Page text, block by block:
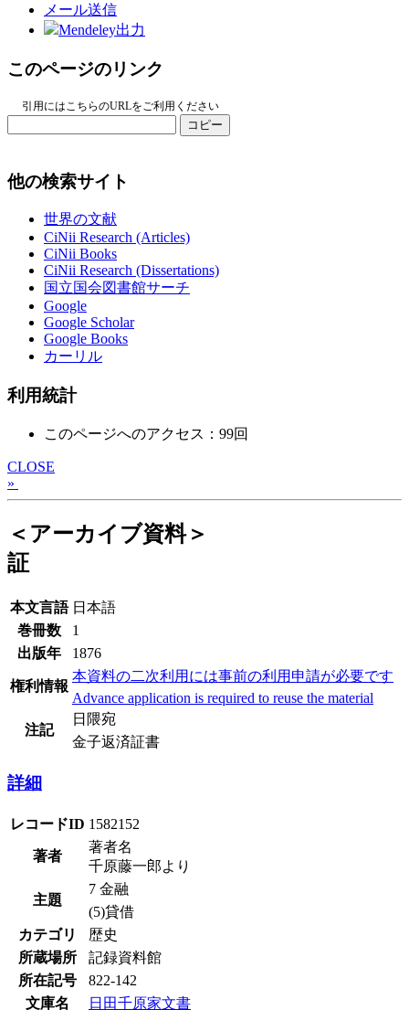
メール送信
Mendeley出力
このページのリンク
引用にはこちらのURLをご利用ください
コピー
他の検索サイト
世界の文献
CiNii Research (Articles)
CiNii Books
CiNii Research (Dissertations)
国立国会図書館サーチ
Google
Google Scholar
Google Books
カーリル
利用統計
このページへのアクセス：99回
CLOSE
»
＜アーカイブ資料＞
証
本文言語 日本語
巻冊数
1
出版年
1876
権利情報
本資料の二次利用には事前の利用申請が必要です
Advance application is required to reuse the material
注記
日隈宛
金子返済証書
詳細
レコードID 1582152
著者
著者名
千原藤一郎より
主題
7 金融
(5)貸借
カテゴリ
歴史
所蔵場所
記録資料館
所在記号
822-142
文庫名
日田千原家文書